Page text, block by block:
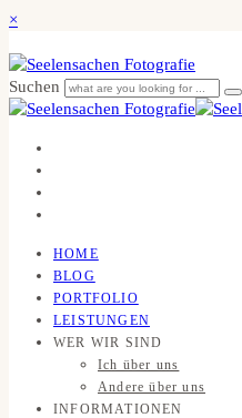
×
Suchen
HOME
BLOG
PORTFOLIO
LEISTUNGEN
WER WIR SIND
Ich über uns
Andere über uns
INFORMATIONEN